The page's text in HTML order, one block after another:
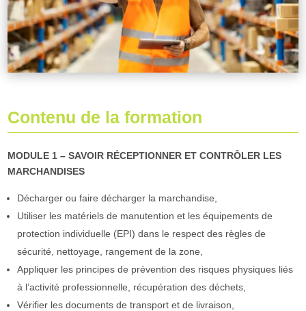
Contenu de la formation
MODULE 1 – SAVOIR RÉCEPTIONNER ET CONTRÔLER LES
MARCHANDISES
Décharger ou faire décharger la marchandise,
Utiliser les matériels de manutention et les équipements de
protection individuelle (EPI) dans le respect des règles de
sécurité, nettoyage, rangement de la zone,
Appliquer les principes de prévention des risques physiques liés
à l’activité professionnelle, récupération des déchets,
Vérifier les documents de transport et de livraison,